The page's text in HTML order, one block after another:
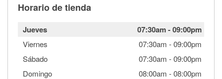
Horario de tienda
Jueves 07:30am-09:00pm
Viernes 07:30am -09:00pm
Sábado
07:30am -09:00pm
Domingo
08:00am -08:00pm